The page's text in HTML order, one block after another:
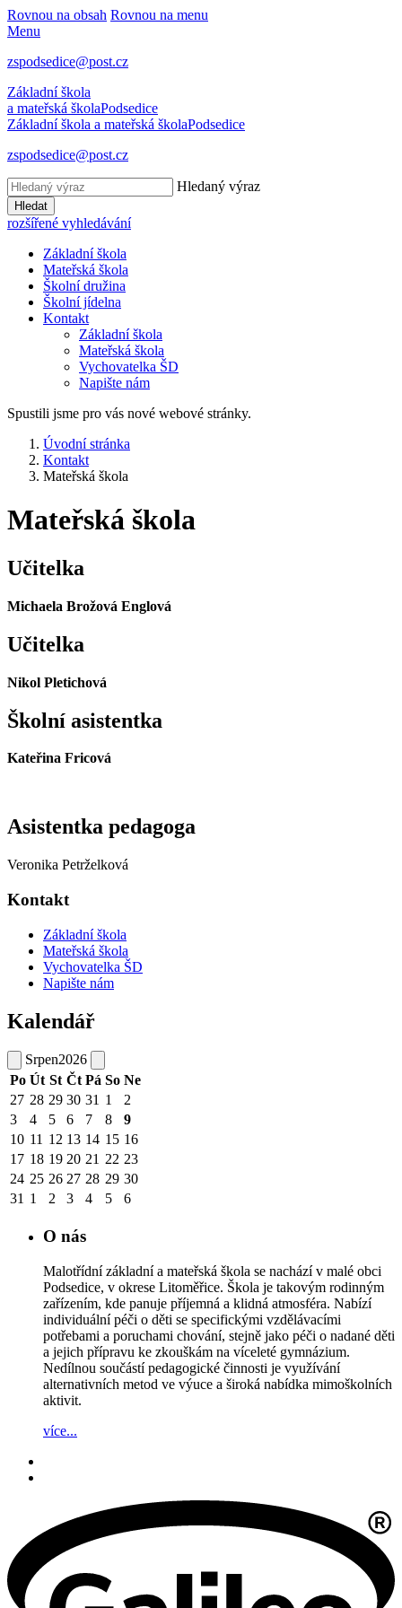
Rovnou na obsah Rovnou na menu
Menu
zspodsedice@post.cz
Základní škola
a mateřská školaPodsedice
Základní škola a mateřská školaPodsedice
zspodsedice@post.cz
Hledaný výraz
Hledat
rozšířené vyhledávání
Základní škola
Mateřská škola
Školní družina
Školní jídelna
Kontakt
Základní škola
Mateřská škola
Vychovatelka ŠD
Napište nám
Spustili jsme pro vás nové webové stránky.
Úvodní stránka
Kontakt
Mateřská škola
Mateřská škola
Učitelka
Michaela Brožová Englová
Učitelka
Nikol Pletichová
Školní asistentka
Kateřina Fricová
Asistentka pedagoga
Veronika Petrželková
Kontakt
Základní škola
Mateřská škola
Vychovatelka ŠD
Napište nám
Kalendář
Srpen2026
Po Út St Čt Pá So Ne
27 28 29 30 31 1
2
3
4 5 6 7 8
9
10 11 12 13 14 15 16
17 18 19 20 21 22 23
24 25 26 27 28 29 30
31 1 2 3 4 5 6
O nás
Malotřídní základní a mateřská škola se nachází v malé obci
Podsedice, v okrese Litoměřice. Škola je takovým rodinným
zařízením, kde panuje příjemná a klidná atmosféra. Nabízí
individuální péči o děti se specifickými vzdělávacími
potřebami a poruchami chování, stejně jako péči o nadané děti
a jejich přípravu ke zkouškám na víceleté gymnázium.
Nedílnou součástí pedagogické činnosti je využívání
alternativních metod ve výuce a široká nabídka mimoškolních
aktivit.
více...